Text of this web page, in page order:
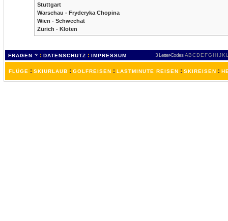
Stuttgart
Warschau - Fryderyka Chopina
Wien - Schwechat
Zürich - Kloten
FRAGEN ? : DATENSCHUTZ : IMPRESSUM 3 Letter-Codes ABCDEFGH IJKL
FLÜGE : SKIURLAUB : GOLFREISEN : LASTMINUTE REISEN : SKIREISEN :